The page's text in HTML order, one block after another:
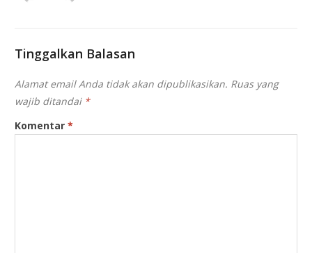
Tinggalkan Balasan
Alamat email Anda tidak akan dipublikasikan. Ruas yang
wajib ditandai *
Komentar*